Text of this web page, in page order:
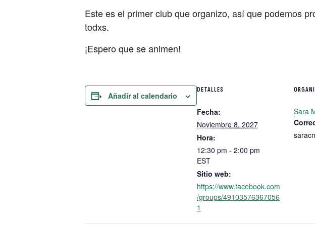
Este es el primer club que organizo, así que podemos
todxs.
¡Espero que se animen!
Añadir al calendario
DETALLES
Fecha:
Noviembre 8, 2027
Hora:
12:30 pm - 2:00 pm
EST
Sitio web:
https://www.facebook.com
/groups/49103576367056
1
Sara